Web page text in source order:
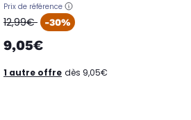
Prix de référence
oldPrice
12,99€ -30%
9,05€
1 autre offre dès 9,05€